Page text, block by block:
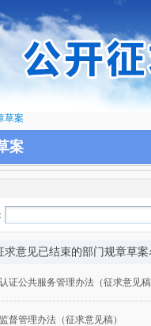
草案
案
求意见已结束的部门规章草案
证公共服务管理办法（征求意见
督管理办法（征求意见稿）